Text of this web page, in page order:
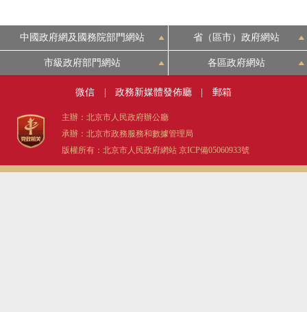
中國政府網及國務院部門網站 省（區市）政府網站
市級政府部門網站 各區政府網站
微信 政務新媒體發佈廳 郵箱
主辦：北京市人民政府辦公廳
承辦：北京市政務服務和數據管理局
版權所有：北京市人民政府網站 京ICP備05060933號